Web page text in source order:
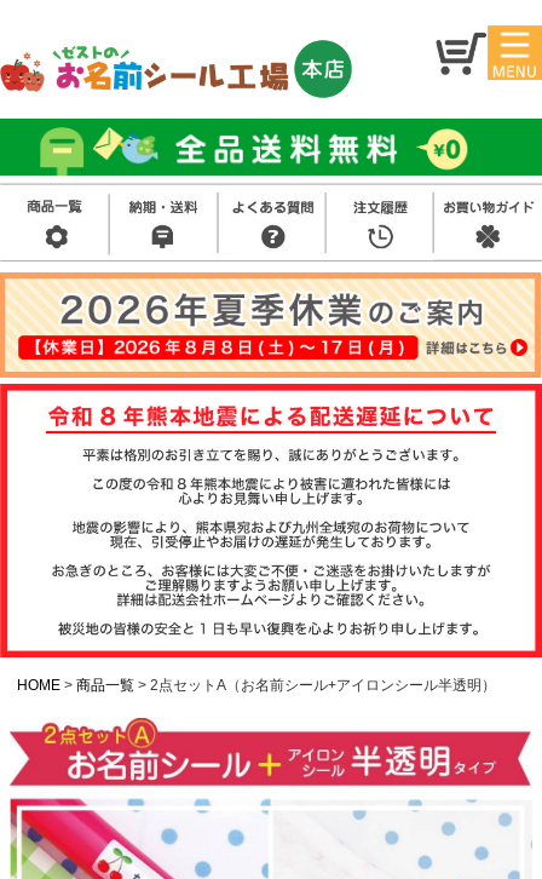
マイ
ジ
お名
前シ
ール
アイ
ロン
シー
ル
お買
い得
セッ
ト
スタ
ンプ
その
他
注文履歴
て
納期・発送方法
について
よくある質問
HOME 商品一覧 2点セットA（お名前シール+アイロンシール半透明）